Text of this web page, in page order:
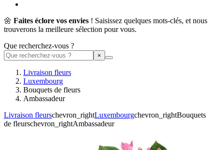
🌼 Faites éclore vos envies ! Saisissez quelques mots-clés, et nous
trouverons la meilleure sélection pour vous.
Que recherchez-vous ?
Livraison fleurs
Luxembourg
Bouquets de fleurs
Ambassadeur
Livraison fleurschevron_rightLuxembourgchevron_rightBouquets
de fleurschevron_rightAmbassadeur